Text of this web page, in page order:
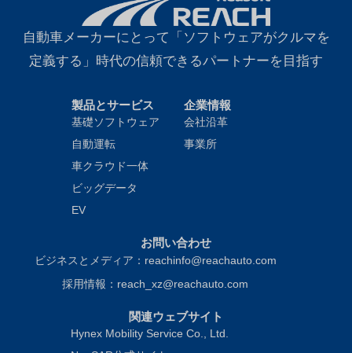
自動車メーカーにとって「ソフトウェアがクルマを
定義する」時代の信頼できるパートナーを目指す
製品とサービス
基礎ソフトウェア
自動運転
車クラウド一体
ビッグデータ
EV
企業情報
会社沿革
事業所
お問い合わせ
ビジネスとメディア：reachinfo@reachauto.com
採用情報：reach_xz@reachauto.com
関連ウェブサイト
Hynex Mobility Service Co., Ltd.